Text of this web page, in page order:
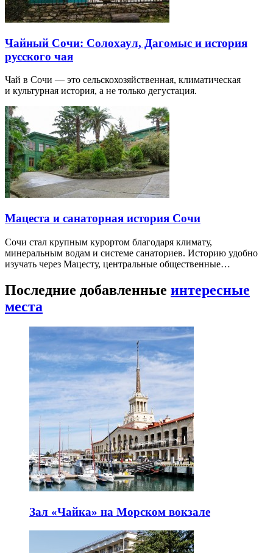
Чайный Сочи: Солохаул, Дагомыс и история
русского чая
Чай в Сочи — это сельскохозяйственная, климатическая
и культурная история, а не только дегустация.
Мацеста и санаторная история Сочи
Сочи стал крупным курортом благодаря климату,
минеральным водам и системе санаториев. Историю удобно
изучать через Мацесту, центральные общественные…
Последние добавленные интересные
места
Зал «Чайка» на Морском вокзале